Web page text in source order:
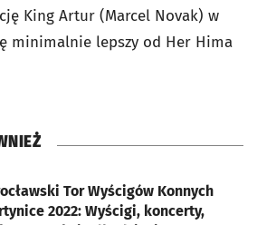
King Artur (Marcel Novak) w
minimalnie lepszy od Her Hima
Tor Wyścigów Konnych
2022: Wyścigi, koncerty,